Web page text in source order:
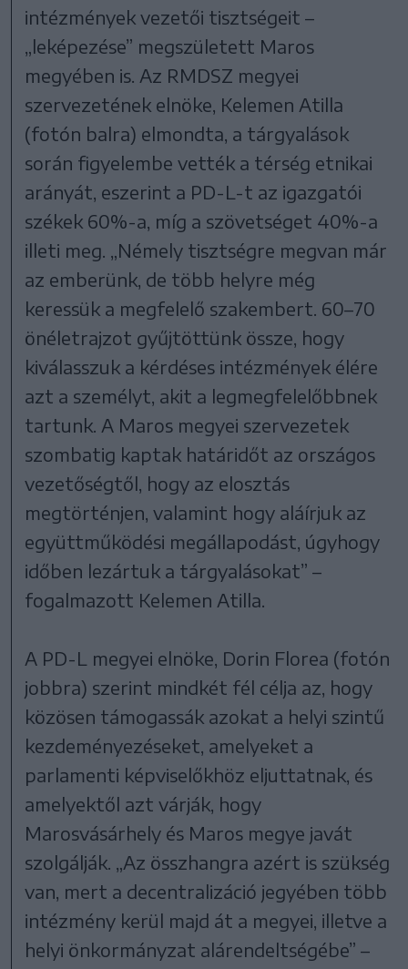
intézmények vezetői tisztségeit –
„leképezése” megszületett Maros
megyében is. Az RMDSZ megyei
szervezetének elnöke, Kelemen Atilla
(fotón balra) elmondta, a tárgyalások
során figyelembe vették a térség etnikai
arányát, eszerint a PD-L-t az igazgatói
székek 60%-a, míg a szövetséget 40%-a
illeti meg. „Némely tisztségre megvan már
az emberünk, de több helyre még
keressük a megfelelő szakembert. 60–70
önéletrajzot gyűjtöttünk össze, hogy
kiválasszuk a kérdéses intézmények élére
azt a személyt, akit a legmegfelelőbbnek
tartunk. A Maros megyei szervezetek
szombatig kaptak határidőt az országos
vezetőségtől, hogy az elosztás
megtörténjen, valamint hogy aláírjuk az
együttműködési megállapodást, úgyhogy
időben lezártuk a tárgyalásokat” –
fogalmazott Kelemen Atilla.
A PD-L megyei elnöke, Dorin Florea (fotón
jobbra) szerint mindkét fél célja az, hogy
közösen támogassák azokat a helyi szintű
kezdeményezéseket, amelyeket a
parlamenti képviselőkhöz eljuttatnak, és
amelyektől azt várják, hogy
Marosvásárhely és Maros megye javát
szolgálják. „Az összhangra azért is szükség
van, mert a decentralizáció jegyében több
intézmény kerül majd át a megyei, illetve a
helyi önkormányzat alárendeltségébe” –